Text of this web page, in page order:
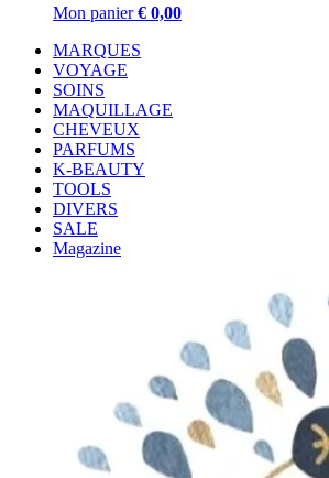
Mon panier € 0,00
MARQUES
VOYAGE
SOINS
MAQUILLAGE
CHEVEUX
PARFUMS
K-BEAUTY
TOOLS
DIVERS
SALE
Magazine